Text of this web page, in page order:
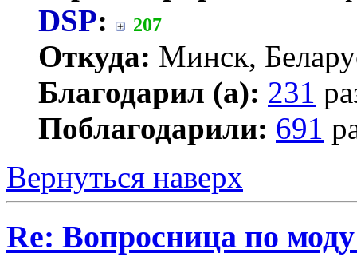
DSP: 207
Откуда: Минск,
Благодарил (а): 231
Поблагодарили: 691
Вернуться наверх
Re: Вопросница по